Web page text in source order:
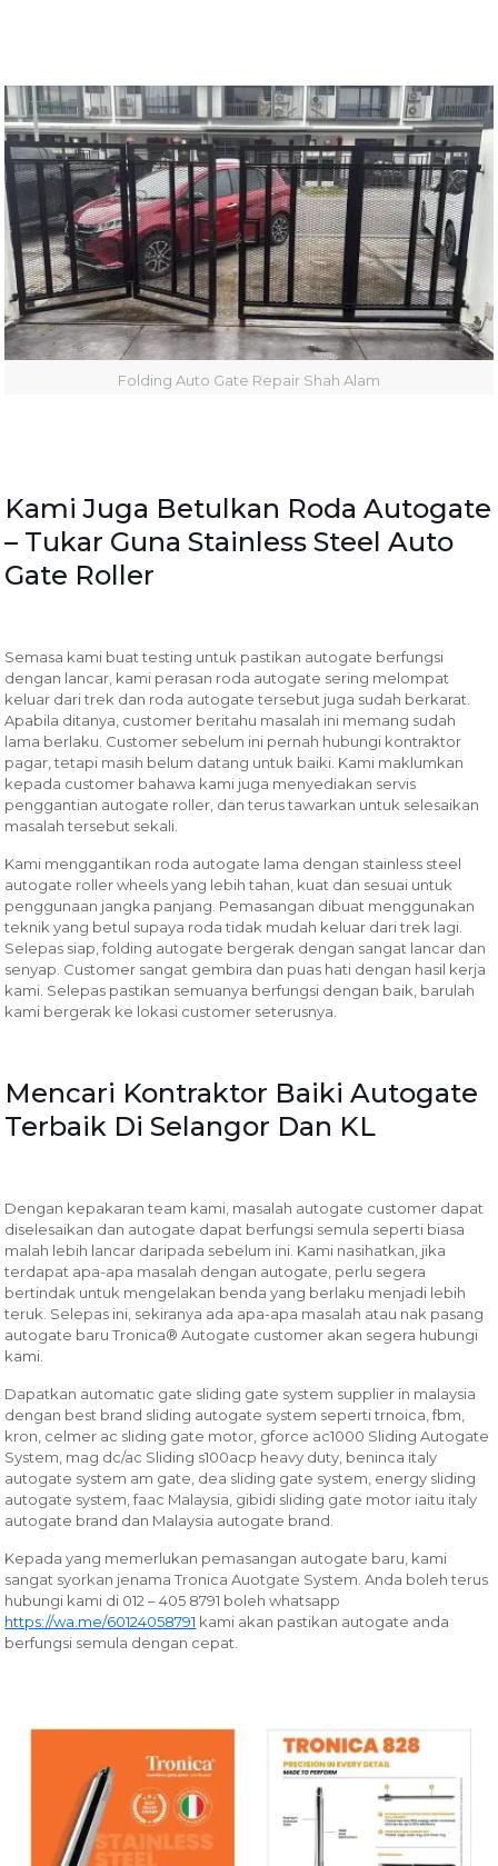
Folding Auto Gate Repair Shah Alam
Kami Juga Betulkan Roda Autogate
– Tukar Guna Stainless Steel Auto
Gate Roller
Semasa kami buat testing untuk pastikan autogate berfungsi
dengan lancar, kami perasan roda autogate sering melompat
keluar dari trek dan roda autogate tersebut juga sudah berkarat.
Apabila ditanya, customer beritahu masalah ini memang sudah
lama berlaku. Customer sebelum ini pernah hubungi kontraktor
pagar, tetapi masih belum datang untuk baiki. Kami maklumkan
kepada customer bahawa kami juga menyediakan servis
penggantian autogate roller, dan terus tawarkan untuk selesaikan
masalah tersebut sekali.
Kami menggantikan roda autogate lama dengan stainless steel
autogate roller wheels yang lebih tahan, kuat dan sesuai untuk
penggunaan jangka panjang. Pemasangan dibuat menggunakan
teknik yang betul supaya roda tidak mudah keluar dari trek lagi.
Selepas siap, folding autogate bergerak dengan sangat lancar dan
senyap. Customer sangat gembira dan puas hati dengan hasil kerja
kami. Selepas pastikan semuanya berfungsi dengan baik, barulah
kami bergerak ke lokasi customer seterusnya.
Mencari Kontraktor Baiki Autogate
Terbaik Di Selangor Dan KL
Dengan kepakaran team kami, masalah autogate customer dapat
diselesaikan dan autogate dapat berfungsi semula seperti biasa
malah lebih lancar daripada sebelum ini. Kami nasihatkan, jika
terdapat apa-apa masalah dengan autogate, perlu segera
bertindak untuk mengelakan benda yang berlaku menjadi lebih
teruk. Selepas ini, sekiranya ada apa-apa masalah atau nak pasang
autogate baru Tronica® Autogate customer akan segera hubungi
kami.
Dapatkan automatic gate sliding gate system supplier in malaysia
dengan best brand sliding autogate system seperti trnoica, fbm,
kron, celmer ac sliding gate motor, gforce ac1000 Sliding Autogate
System, mag dc/ac Sliding s100acp heavy duty, beninca italy
autogate system am gate, dea sliding gate system, energy sliding
autogate system, faac Malaysia, gibidi sliding gate motor iaitu italy
autogate brand dan Malaysia autogate brand.
Kepada yang memerlukan pemasangan autogate baru, kami
sangat syorkan jenama Tronica Auotgate System. Anda boleh terus
hubungi kami di 012 – 405 8791 boleh whatsapp
https://wa.me/60124058791 kami akan pastikan autogate anda
berfungsi semula dengan cepat.